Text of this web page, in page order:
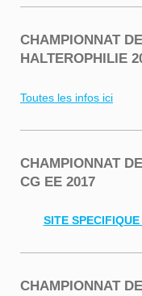
CHAMPIONNAT
HALTEROPHILIE
Toutes les infos ici
CHAMPIONNAT
CG EE 2017
SITE
CHAMPIONNAT